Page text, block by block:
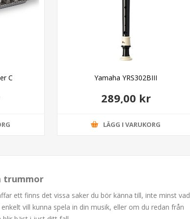
C Yamaha YRS302BIII
289,00 kr
LÄGG I VARUKORG
trummor
ett finns det vissa saker du bör känna till, inte minst vad
vill kunna spela in din musik, eller om du redan från